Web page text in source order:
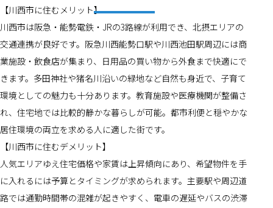
【川西市に住むメリット】
川西市は阪急・能勢電鉄・JRの3路線が利用でき、北摂エリアの
交通連携が良好です。阪急川西能勢口駅や川西池田駅周辺には商
業施設・飲食店が集まり、日用品の買い物から外食まで快適にで
きます。多田神社や猪名川沿いの緑地など自然も身近で、子育て
環境としての魅力も十分あります。教育施設や医療機関が整備さ
れ、住宅地では比較的静かな暮らしが可能。都市利便と穏やかな
居住環境の両立を求める人に適した街です。
【川西市に住むデメリット】
人気エリアゆえ住宅価格や家賃は上昇傾向にあり、希望物件を手
に入れるには予算とタイミングが求められます。主要駅や周辺道
路では通勤時間帯の混雑が起きやすく、電車の遅延やバスの渋滞